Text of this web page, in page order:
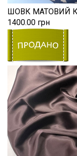
ШОВК МАТОВИЙ
1400.00 грн